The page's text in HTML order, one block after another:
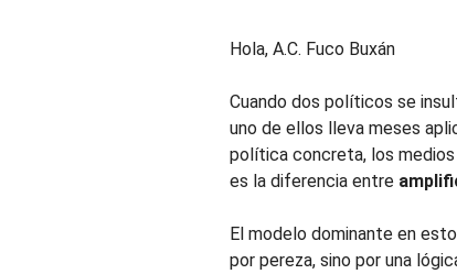
Hola, A.C. Fuco Buxán
Cuando dos políticos se
uno de ellos lleva meses
política concreta, los
es la diferencia entre
El modelo dominante en
por pereza, sino por una